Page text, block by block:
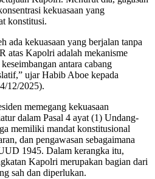
kekuasaan yang
konstitusi.
ada kekuasaan yang berjalan tanpa
atas Kapolri adalah mekanisme
antara cabang
ujar Habib Aboe kepada
12/2025).
memegang kekuasaan
dalam Pasal 4 ayat (1) Undang-
memiliki mandat konstitusional
dan pengawasan sebagaimana
1945. Dalam kerangka itu,
Kapolri merupakan bagian dari
sah dan diperlukan.